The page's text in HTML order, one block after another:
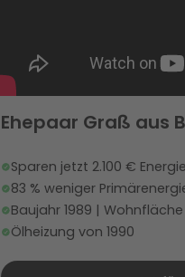
Ehepaar Graß aus
Sparen jetzt 2.100 €
83 % weniger
Baujahr 1989 | Wohnfläche
Ölheizung von 1990